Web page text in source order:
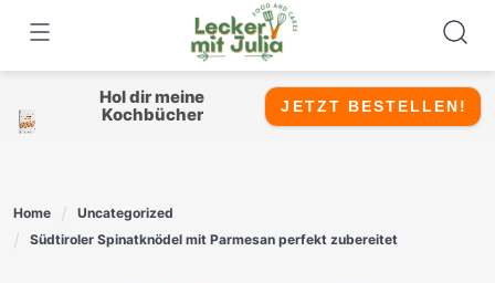
content
Hol dir meine
Kochbücher
JETZT BESTELLEN!
Home
Uncategorized
Südtiroler Spinatknödel mit Parmesan perfekt zubereitet